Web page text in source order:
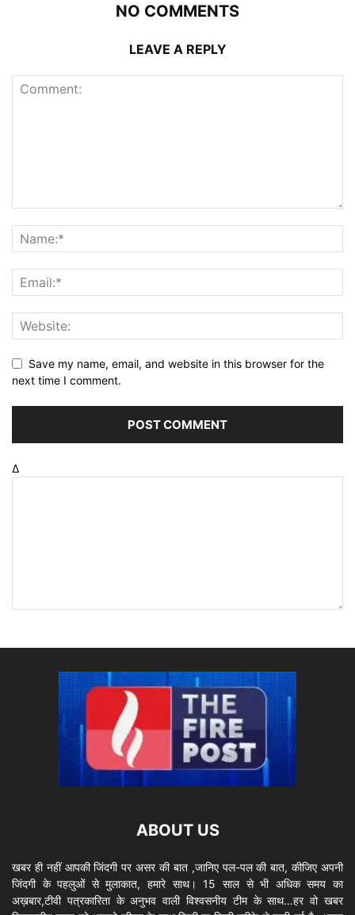
NO COMMENTS
LEAVE A REPLY
Save my name, email, and website in this browser for the
next time I comment.
Δ
ABOUT US
खबर ही नहीं आपकी जिंदगी पर असर की बात ,जानिए पल-पल की बात, कीजिए अपनी
जिंदगी के पहलुओं से मुलाकात, हमारे साथ। 15 साल से भी अधिक समय का
अख़बार,टीवी पत्रकारिता के अनुभव वाली विश्वसनीय टीम के साथ…हर वो खबर